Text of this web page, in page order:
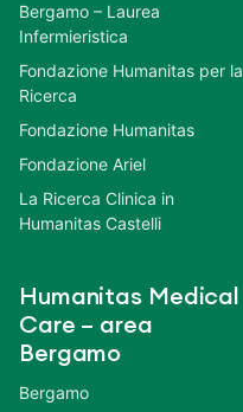
Bergamo – Laurea
Infermieristica
Fondazione Humanitas per la
Ricerca
Fondazione Humanitas
Fondazione Ariel
La Ricerca Clinica in
Humanitas Castelli
Humanitas Medical
Care – area
Bergamo
Bergamo